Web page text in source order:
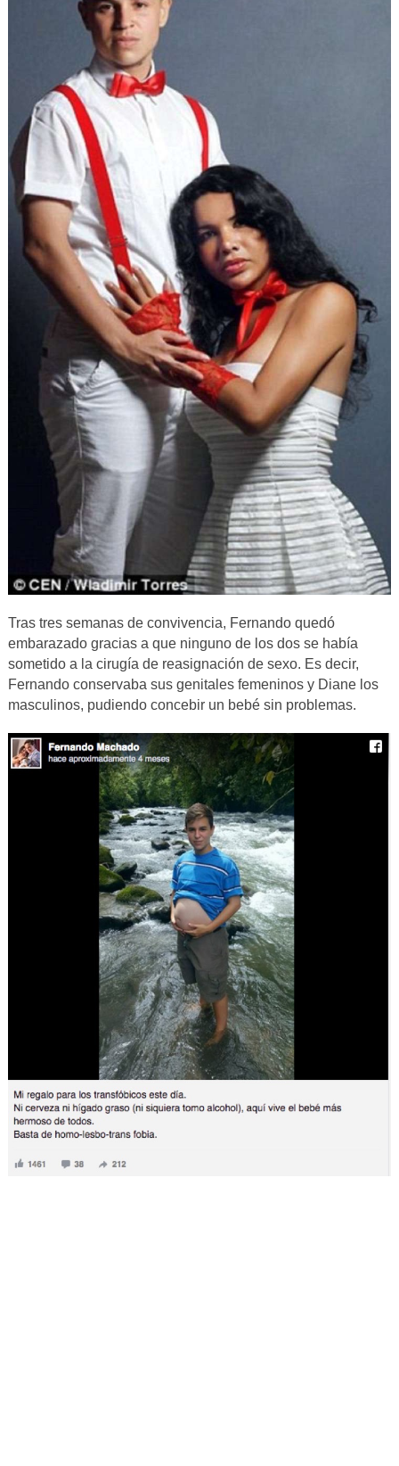
Tras tres semanas de convivencia, Fernando quedó
embarazado gracias a que ninguno de los dos se había
sometido a la cirugía de reasignación de sexo. Es decir,
Fernando conservaba sus genitales femeninos y Diane los
masculinos, pudiendo concebir un bebé sin problemas.